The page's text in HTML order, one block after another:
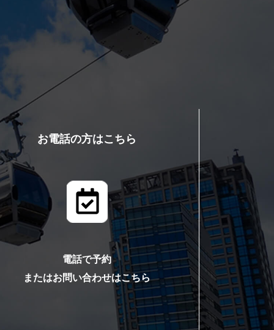
お電話の方はこちら
電話で予約
またはお問い合わせはこちら